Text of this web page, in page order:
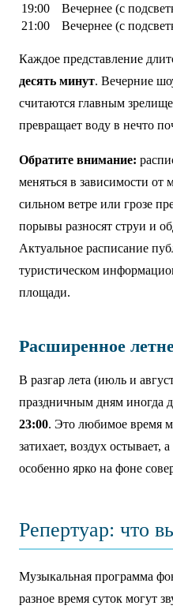
19:00
Вечернее (с
21:00
Вечернее (с
Каждое представление
десять минут. Вечерние
считаются главным
превращает воду в нечто
Обратите внимание:
меняться в зависимости
сильном ветре или грозе
порывы разносят струи и
Актуальное расписание
туристическом
площади.
Расширенное
В разгар лета (июль и
праздничным дням иногда
23:00. Это любимое время
затихает, воздух остывает,
особенно ярко на фоне
Репертуар: что
Музыкальная программа
разное время суток могут